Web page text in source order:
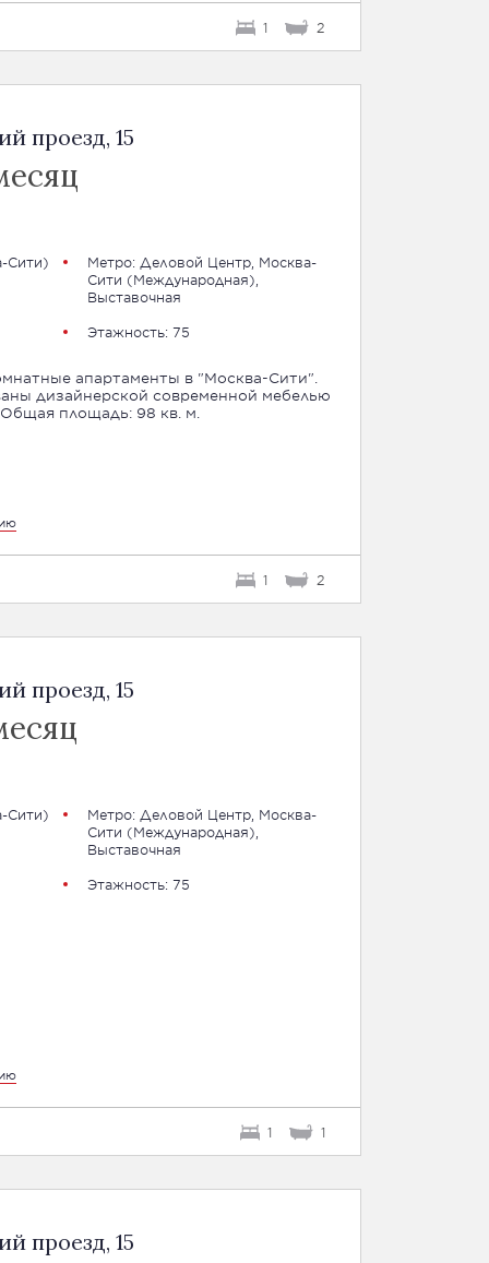
1 2
проезд, 15
Сити) Метро: Деловой Центр, Москва-
Сити (Международная)
Выставочная
Этажность: 75
апартаменты в "Москва-Сити".
дизайнерской современной мебелью
площадь: 98 кв. м.
1 2
проезд, 15
Сити) Метро: Деловой Центр, Москва-
Сити (Международная)
Выставочная
Этажность: 75
1 1
проезд, 15